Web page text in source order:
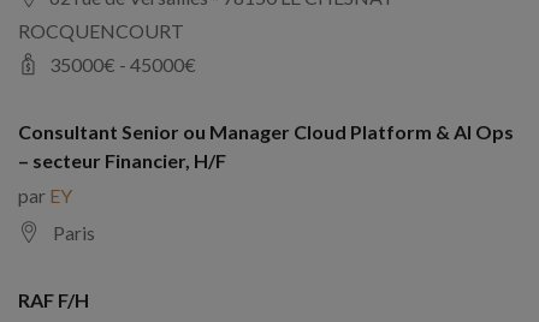
ROCQUENCOURT
35000€ - 45000€
Consultant Senior ou Manager Cloud Platform & AI Ops
– secteur Financier, H/F
par EY
Paris
RAF F/H